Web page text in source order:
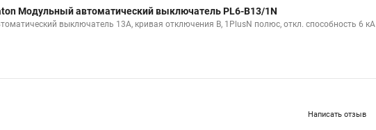
Модульный автоматический выключатель PL6-B13/1N
выключатель 13А, кривая отключения B, 1PlusN полюс, откл. способность 6 кА
Написать отзыв